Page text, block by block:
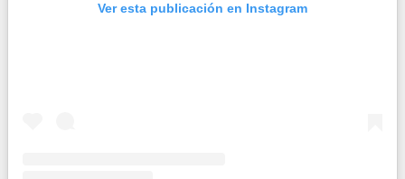
Ver esta publicación en Instagram